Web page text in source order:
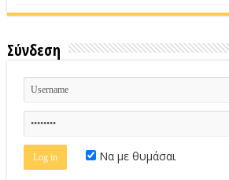
Σύνδεση
Να με θυμάσαι